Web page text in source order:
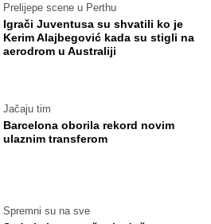
Prelijepe scene u Perthu
Igrači Juventusa su shvatili ko je
Kerim Alajbegović kada su stigli na
aerodrom u Australiji
Jačaju tim
Barcelona oborila rekord novim
ulaznim transferom
Spremni su na sve